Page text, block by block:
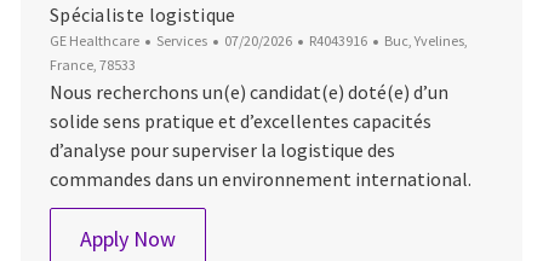
Spécialiste logistique
GE Healthcare Category
Services Posted Date
07/20/2026 Job Id
R4043916 Location
Buc, Yvelines,
France, 78533
Nous recherchons un(e) candidat(e) doté(e) d’un
solide sens pratique et d’excellentes capacités
d’analyse pour superviser la logistique des
commandes dans un environnement international.
Apply NowSpécialiste logistique